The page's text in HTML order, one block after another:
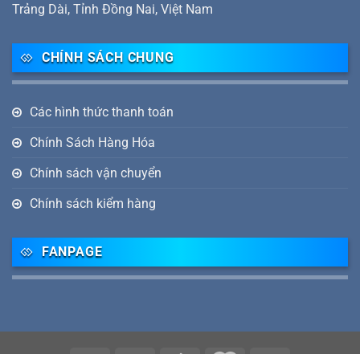
Trảng Dài, Tỉnh Đồng Nai, Việt Nam
CHÍNH SÁCH CHUNG
Các hình thức thanh toán
Chính Sách Hàng Hóa
Chính sách vận chuyển
Chính sách kiểm hàng
FANPAGE